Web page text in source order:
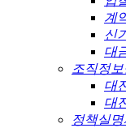
계
신
대
조직정
대
대
정책실